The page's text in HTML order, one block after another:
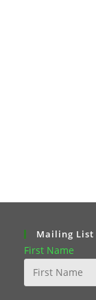
Mailing List
First Name